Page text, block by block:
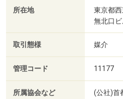
所在地
東京都
無北口
取引態様 媒介
管理コード 11177
所属協会など
(公社)首